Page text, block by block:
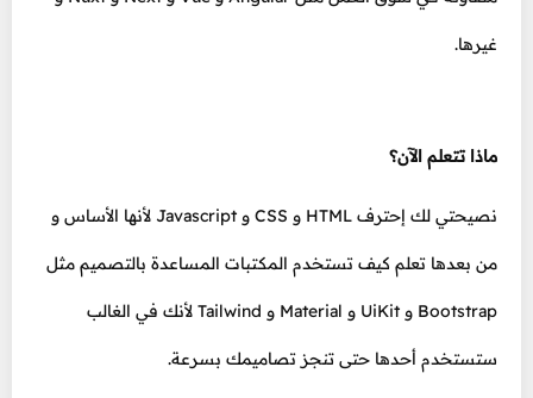
غيرها.
ماذا تتعلم الآن؟
نصيحتي لك إحترف HTML و CSS و Javascript لأنها الأساس و
من بعدها تعلم كيف تستخدم المكتبات المساعدة بالتصميم مثل
Bootstrap و UiKit و Material و Tailwind لأنك في الغالب
ستستخدم أحدها حتى تنجز تصاميمك بسرعة.